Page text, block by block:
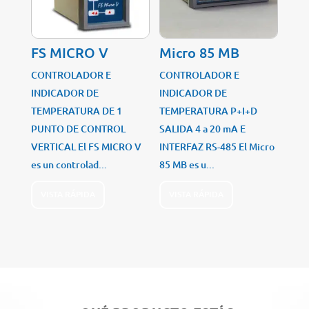
FS MICRO V
CONTROLADOR E
INDICADOR DE
TEMPERATURA DE 1
PUNTO DE CONTROL
VERTICAL El FS MICRO V
es un controlad...
Micro 85 MB
CONTROLADOR E
INDICADOR DE
TEMPERATURA P+I+D
SALIDA 4 a 20 mA E
INTERFAZ RS-485 El Micro
85 MB es u...